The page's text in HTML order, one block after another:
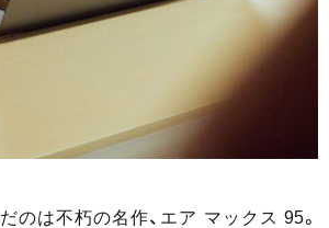
のは不朽の名作、エア マックス 95。